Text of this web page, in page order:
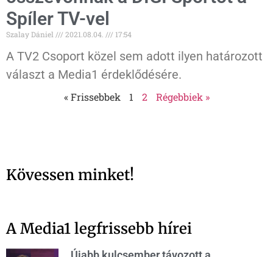
Spíler TV-vel
Szalay Dániel 2021.08.04. 17:54
A TV2 Csoport közel sem adott ilyen határozott
választ a Media1 érdeklődésére.
« Frissebbek 1 2 Régebbiek »
Kövessen minket!
A Media1 legfrissebb hírei